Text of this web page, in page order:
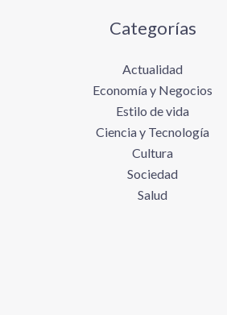
Categorías
Actualidad
Economía y Negocios
Estilo de vida
Ciencia y Tecnología
Cultura
Sociedad
Salud